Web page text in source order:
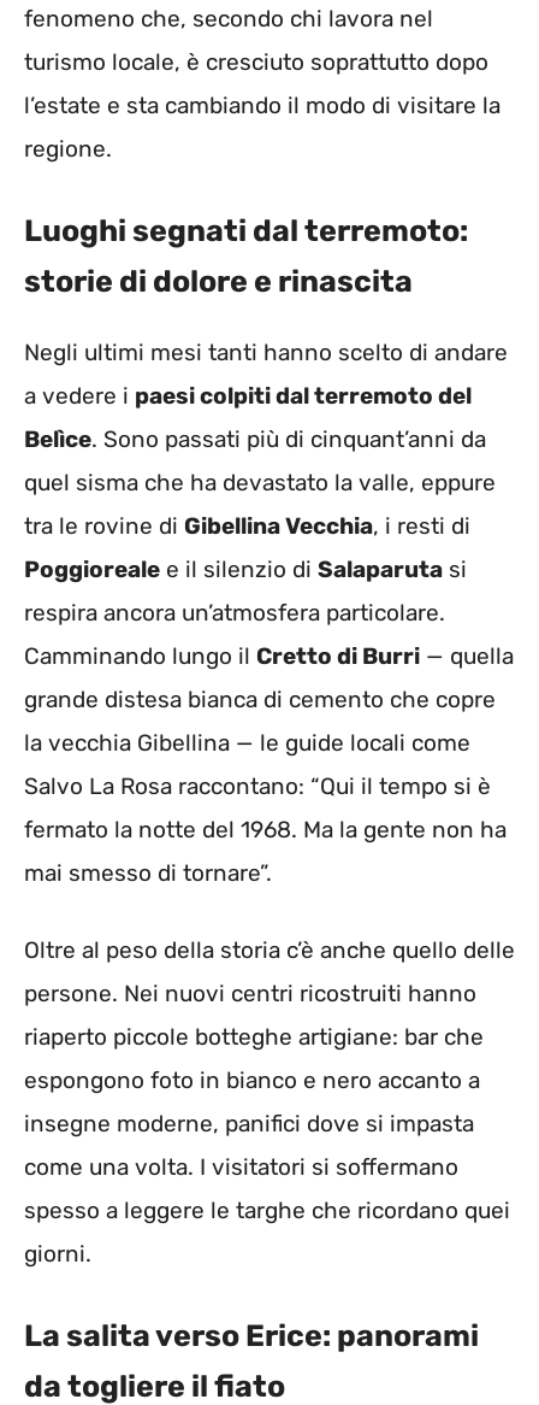
fenomeno che, secondo chi lavora nel
turismo locale, è cresciuto soprattutto dopo
l’estate e sta cambiando il modo di visitare la
regione.
Luoghi segnati dal terremoto:
storie di dolore e rinascita
Negli ultimi mesi tanti hanno scelto di andare
a vedere i paesi colpiti dal terremoto del
Belìce. Sono passati più di cinquant’anni da
quel sisma che ha devastato la valle, eppure
tra le rovine di Gibellina Vecchia, i resti di
Poggioreale e il silenzio di Salaparuta si
respira ancora un’atmosfera particolare.
Camminando lungo il Cretto di Burri — quella
grande distesa bianca di cemento che copre
la vecchia Gibellina — le guide locali come
Salvo La Rosa raccontano: “Qui il tempo si è
fermato la notte del 1968. Ma la gente non ha
mai smesso di tornare”.
Oltre al peso della storia c’è anche quello delle
persone. Nei nuovi centri ricostruiti hanno
riaperto piccole botteghe artigiane: bar che
espongono foto in bianco e nero accanto a
insegne moderne, panifici dove si impasta
come una volta. I visitatori si soffermano
spesso a leggere le targhe che ricordano quei
giorni.
La salita verso Erice: panorami
da togliere il fiato